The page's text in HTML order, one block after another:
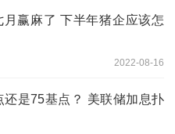
月赢麻了 下半年猪企应该怎
2022-08-16
还是75基点？ 美联储加息扑